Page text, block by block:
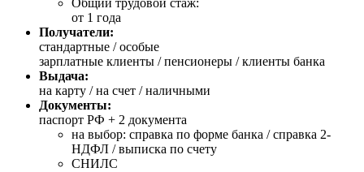
Общий трудовой стаж:
от 1 года
Получатели:
стандартные /особые
зарплатные клиенты / пенсионеры / клиенты банка
Выдача:
на карту / на счет / наличными
Документы:
паспорт РФ + 2 документа
на выбор: справка по форме банка / справка 2-
НДФЛ / выписка по счету
СНИЛС